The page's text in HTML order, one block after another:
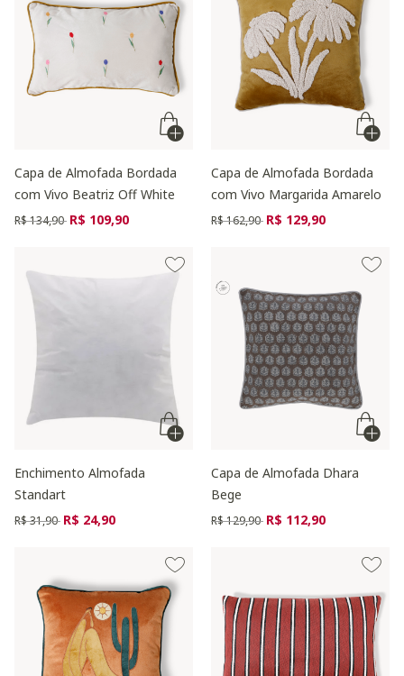
Capa de Almofada Bordada
com Vivo Beatriz Off White
Preço reduzido de
R$ 134,90 para
R$ 109,90
Capa de Almofada Bordada
com Vivo Margarida Amarelo
Preço reduzido de
R$ 162,90 para
R$ 129,90
Enchimento Almofada
Standart
Preço reduzido de
R$ 31,90 para
R$ 24,90
Capa de Almofada Dhara
Bege
Preço reduzido de
R$ 129,90 para
R$ 112,90